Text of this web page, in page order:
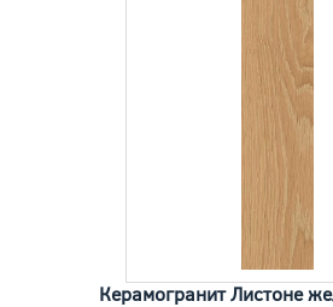
Керамогранит Листоне